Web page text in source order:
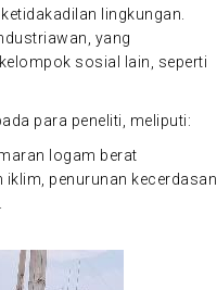
lingkungan.
yang
sosial lain, seperti
para peneliti, meliputi:
logam berat
penurunan kecerdasan